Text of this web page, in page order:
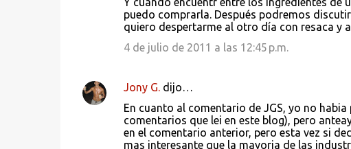
puedo comprarla. Después podremos
quiero despertarme al otro día con resaca y
4 de julio de 2011 a las 12:45 p.m.
Jony G.dijo…
En cuanto al comentario de JGS, yo no
comentarios que lei en este blog), pero
en el comentario anterior, pero esta vez si
mas interesante que la mayoria de las